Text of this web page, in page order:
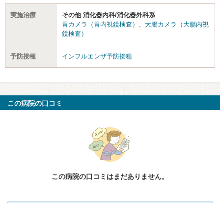
実施治療
その他 消化器内科/消化器外科系
胃カメラ（胃内視鏡検査） 、 大腸カメラ（大腸内視
鏡検査）
予防接種 インフルエンザ予防接種
この病院の口コミ
この病院の口コミはまだありません。